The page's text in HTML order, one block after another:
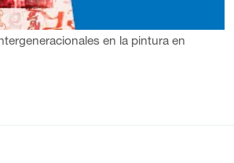
en la pintura en